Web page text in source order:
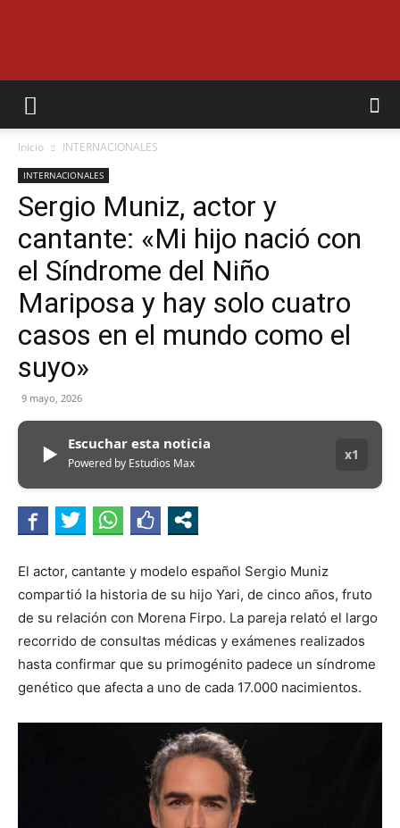
EL
Inicio INTERNACIONALES
INTERNACIONALES
Sergio Muniz, actor y
cantante: «Mi hijo nació con
el Síndrome del Niño
Mariposa y hay solo cuatro
casos en el mundo como el
suyo»
9 mayo, 2026
▶ Escuchar esta noticia
Powered by Estudios Max
x1
El actor, cantante y modelo español Sergio Muniz
compartió la historia de su hijo Yari, de cinco años, fruto
de su relación con Morena Firpo. La pareja relató el largo
recorrido de consultas médicas y exámenes realizados
hasta confirmar que su primogénito padece un síndrome
genético que afecta a uno de cada 17.000 nacimientos.